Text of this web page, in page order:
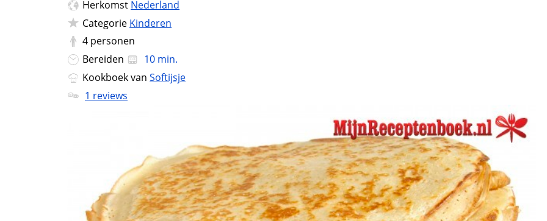
Herkomst Nederland
Categorie Kinderen
4 personen
Bereiden
10 min.
Kookboek van Softijsje
1 reviews